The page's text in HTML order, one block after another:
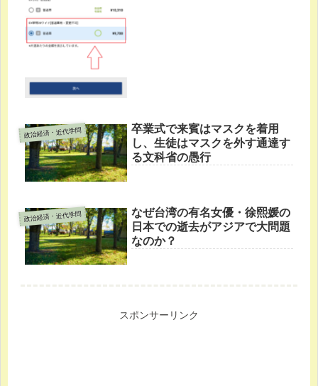
政治経済・近代学問
卒業式で来賓はマスクを着用
し、生徒はマスクを外す通達す
る文科省の愚行
政治経済・近代学問
なぜ台湾の有名女優・徐熙媛の
日本での逝去がアジアで大問題
なのか？
スポンサーリンク